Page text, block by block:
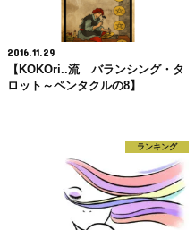
2016.11.29
【KOKOri..流 バランシング・タ
ロット～ペンタクルの8】
ランキング